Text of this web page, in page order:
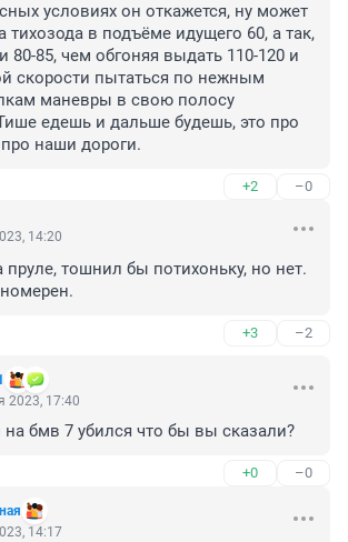
условиях он откажется, ну может
тихозода в подъёме идущего 60, а так,
80-85, чем обгоняя выдать 110-120 и
скорости пытаться по нежным
маневры в свою полосу
едешь и дальше будешь, это про
наши дороги.
+2 –0
14:20
пруле, тошнил бы потихоньку, но нет.
+3 –2
2023, 17:40
бмв 7 убился что бы вы сказали?
+0 –0
14:17